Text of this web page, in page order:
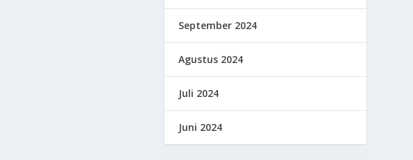
September 2024
Agustus 2024
Juli 2024
Juni 2024